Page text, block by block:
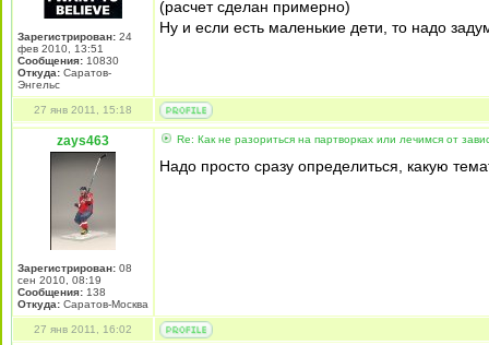
Зарегистрирован: 24
фев 2010, 13:51
Сообщения: 10830
Откуда: Саратов-
Энгельс
(расчет сделан примерно)
Ну и если есть маленькие дети, то надо
27 янв 2011, 15:18
zays463
Зарегистрирован: 08
сен 2010, 08:19
Сообщения: 138
Откуда: Саратов-Москва
Re: Как не разориться на партворках или лечимся от
Надо просто сразу определиться, какую
27 янв 2011, 16:02